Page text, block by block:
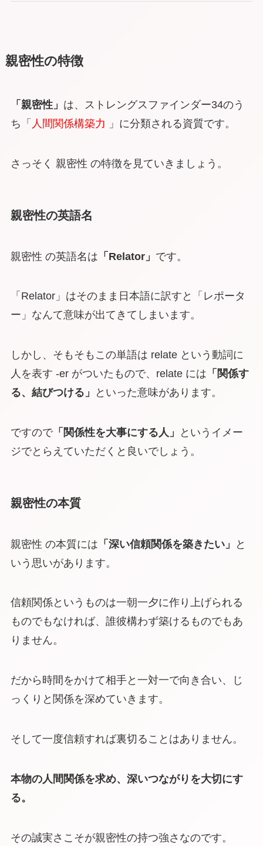
親密性の特徴
「親密性」 は、ストレングスファインダー34のう
ち「 人間関係構築力 」に分類される資質です。
さっそく 親密性 の特徴を見ていきましょう。
親密性の英語名
親密性 の英語名は 「Relator」 です。
「Relator」はそのまま日本語に訳すと「レポータ
ー」なんて意味が出てきてしまいます。
しかし、そもそもこの単語は relate という動詞に
人を表す -er がついたもので、relate には 「関係す
る、結びつける」
といった意味があります。
ですので「関係性を大事にする人」
というイメー
ジでとらえていただくと良いでしょう。
親密性の本質
親密性 の本質には 「深い信頼関係を築きたい」
と
いう思いがあります。
信頼関係というものは一朝一夕に作り上げられる
ものでもなければ、誰彼構わず築けるものでもあ
りません。
だから時間をかけて相手と一対一で向き合い、じ
っくりと関係を深めていきます。
そして一度信頼すれば裏切ることはありません。
本物の人間関係を求め、深いつながりを大切にす
る。
その誠実さこそが親密性の持つ強さなのです。